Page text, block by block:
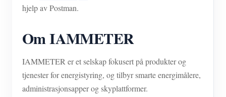
hjelp av Postman.
Om IAMMETER
IAMMETER er et selskap fokusert på produkter og
tjenester for energistyring, og tilbyr smarte energimålere,
administrasjonsapper og skyplattformer.